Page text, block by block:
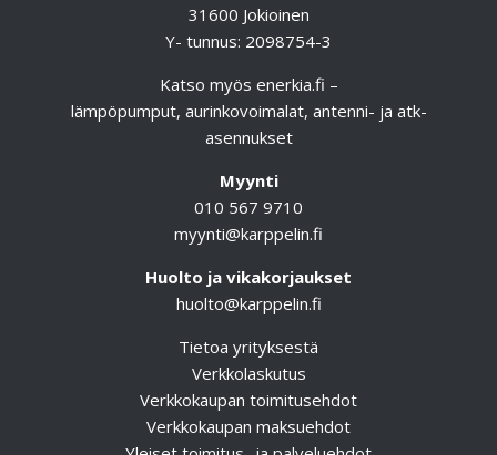
31600 Jokioinen
Y- tunnus: 2098754-3
Katso myös enerkia.fi –
lämpöpumput, aurinkovoimalat, antenni- ja atk-
asennukset
Myynti
010 567 9710
myynti@karppelin.fi
Huolto ja vikakorjaukset
huolto@karppelin.fi
Tietoa yrityksestä
Verkkolaskutus
Verkkokaupan toimitusehdot
Verkkokaupan maksuehdot